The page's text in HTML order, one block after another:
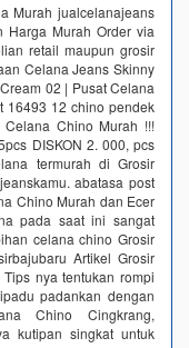
Murah jualcelanajeans
Harga Murah Order via
retail maupun grosir
Celana Jeans Skinny
02 | Pusat Celana
16493 12 chino pendek
Chino Murah !!!
DISKON 2. 000, pcs
termurah di Grosir
abatasa post
Chino Murah dan Ecer
pada saat ini sangat
celana chino Grosir
Artikel Grosir
nya tentukan rompi
padankan dengan
Chino Cingkrang,
kutipan singkat untuk